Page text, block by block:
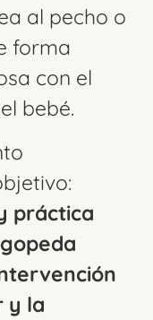
al pecho o
forma
con el
bebé.
práctica
y la